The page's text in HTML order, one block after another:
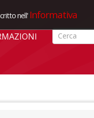
nell' Informativa